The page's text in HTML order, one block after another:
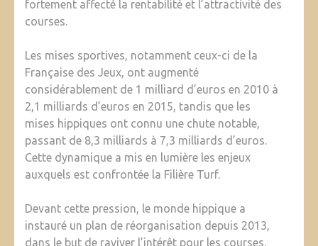
fortement affecté la rentabilité et l’attractivité des
courses.
Les mises sportives, notamment ceux-ci de la
Française des Jeux, ont augmenté
considérablement de 1 milliard d’euros en 2010 à
2,1 milliards d’euros en 2015, tandis que les
mises hippiques ont connu une chute notable,
passant de 8,3 milliards à 7,3 milliards d’euros.
Cette dynamique a mis en lumière les enjeux
auxquels est confrontée la Filière Turf.
Devant cette pression, le monde hippique a
instauré un plan de réorganisation depuis 2013,
dans le but de raviver l’intérêt pour les courses.